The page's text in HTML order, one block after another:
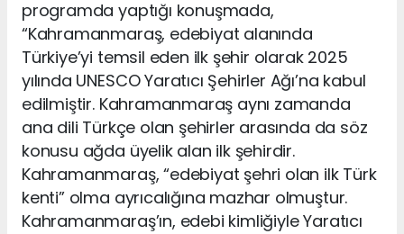
programda yaptığı konuşmada,
“Kahramanmaraş, edebiyat alanında
Türkiye’yi temsil eden ilk şehir olarak 2025
yılında UNESCO Yaratıcı Şehirler Ağı’na kabul
edilmiştir. Kahramanmaraş aynı zamanda
ana dili Türkçe olan şehirler arasında da söz
konusu ağda üyelik alan ilk şehirdir.
Kahramanmaraş, “edebiyat şehri olan ilk Türk
kenti” olma ayrıcalığına mazhar olmuştur.
Kahramanmaraş’ın, edebi kimliğiyle Yaratıcı